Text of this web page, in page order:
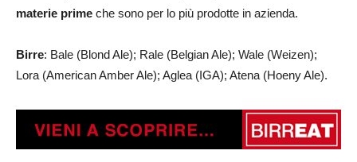
materie prime che sono per lo più prodotte in azienda.
Birre: Bale (Blond Ale); Rale (Belgian Ale); Wale (Weizen);
Lora (American Amber Ale); Aglea (IGA); Atena (Hoeny Ale).